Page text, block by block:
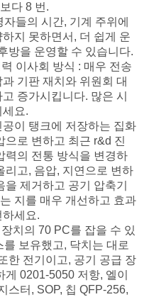
다 8 번.
들의 시간, 기계 주위에
지 못하면서, 더 쉽게 운
방을 운영할 수 있습니다.
이사회 방식 : 매우 전송
기판 재치와 위원회 대
증가시킵니다. 많은 시
요.
이 탱크에 저장하는 집화
으로 변하고 최근 r&d 진
력의 전통 방식을 변경하
리고, 음압, 지연으로 변하
제거하고 공기 압축기
지를 매우 개선하고 효과
세요.
치의 70 PC를 잡을 수 있
보유했고, 닥치는 대로
한 전기이고, 공기 공급 장
0201-5050 저항, 엘이
스터, SOP, 칩 QFP-256,